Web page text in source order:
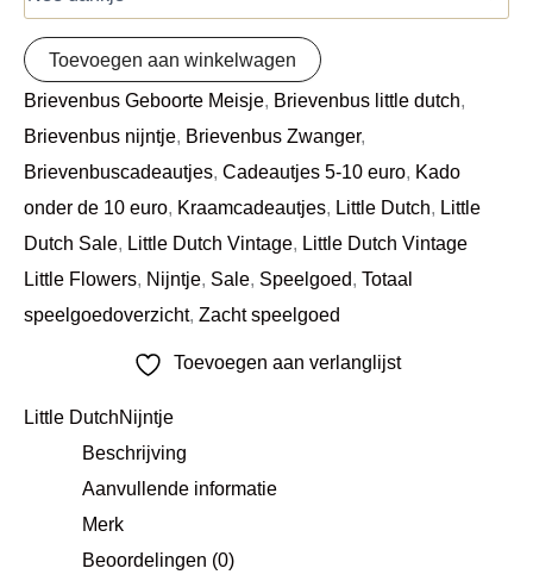
Toevoegen aan winkelwagen
Brievenbus Geboorte Meisje Brievenbus little dutch
Brievenbus nijntje Brievenbus Zwanger,
Brievenbuscadeautjes Cadeautjes 5-10 euro Kado
onder de 10 euro Kraamcadeautjes Little Dutch Little
Dutch Sale Little Dutch Vintage Little Dutch Vintage
Little Flowers Nijntje Sale Speelgoed Totaal
speelgoedoverzicht, Zacht speelgoed
Toevoegen aan verlanglijst
Little DutchNijntje
Beschrijving
Aanvullende informatie
Merk
Beoordelingen (0)